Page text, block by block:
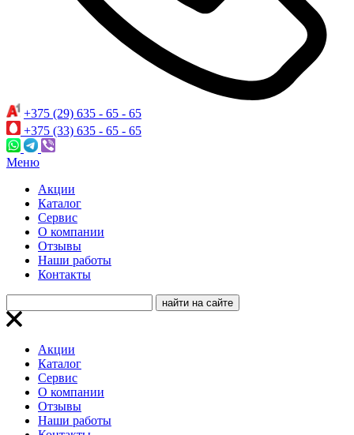
+375 (29) 635 - 65 - 65
+375 (33) 635 - 65 - 65
Меню
Акции
Каталог
Сервис
О компании
Отзывы
Наши работы
Контакты
Акции
Каталог
Сервис
О компании
Отзывы
Наши работы